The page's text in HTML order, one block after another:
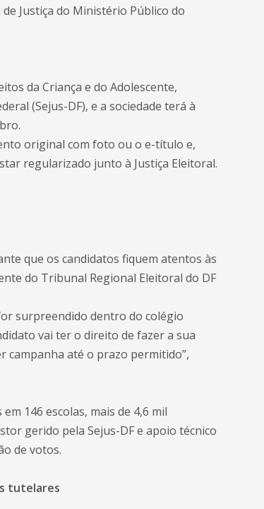
Justiça do Ministério Público do
da Criança e do Adolescente,
(Sejus-DF), e a sociedade terá à
original com foto ou o e-título e,
regularizado junto à Justiça Eleitoral.
que os candidatos fiquem atentos às
do Tribunal Regional Eleitoral do DF
surpreendido dentro do colégio
vai ter o direito de fazer a sua
campanha até o prazo permitido”,
146 escolas, mais de 4,6 mil
gerido pela Sejus-DF e apoio técnico
de votos.
tutelares